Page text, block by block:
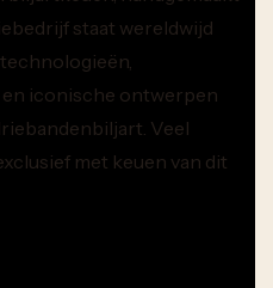
staat wereldwijd
iconische ontwerpen
Veel
met keuen van dit